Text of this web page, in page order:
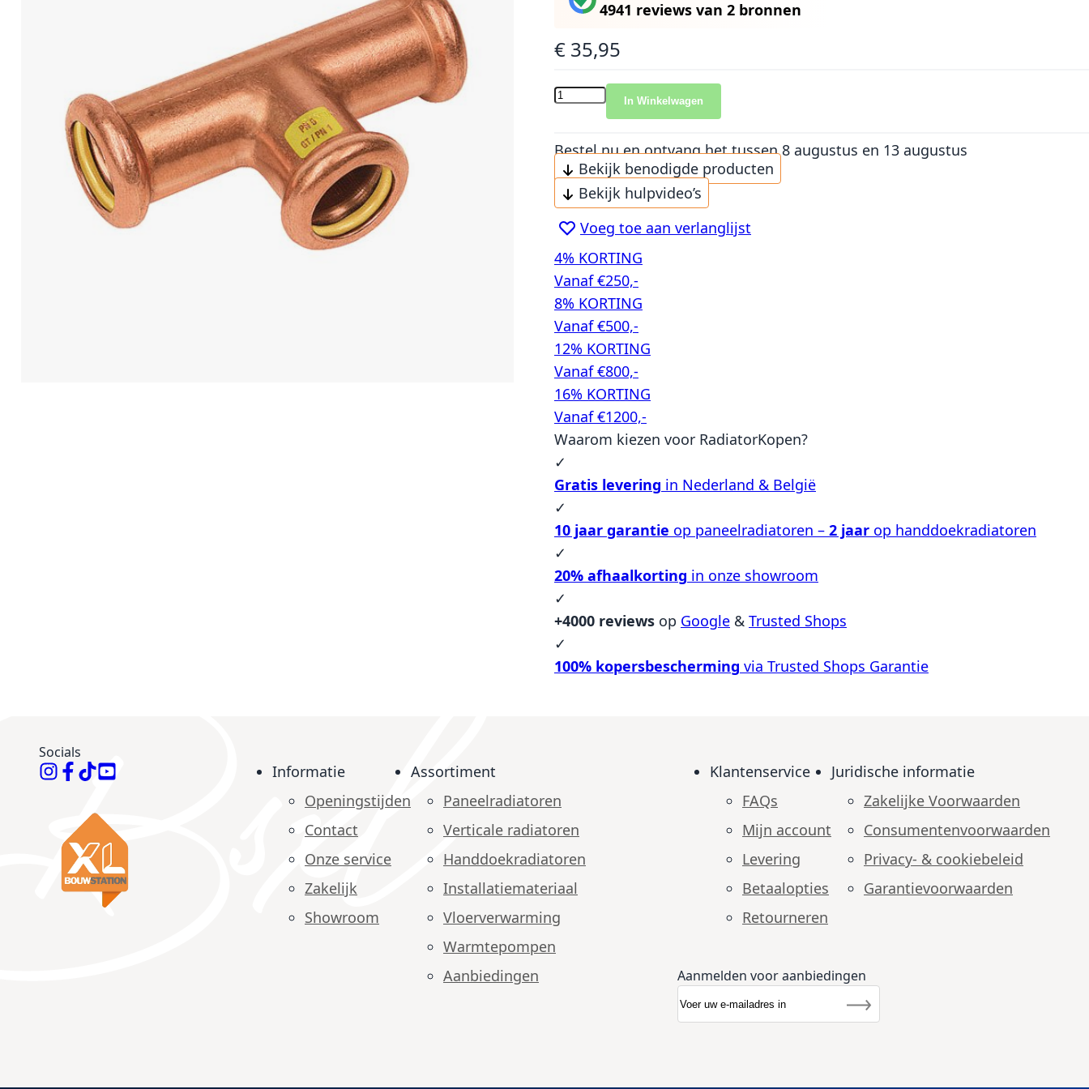
4941 reviews van 2 bronnen
€ 35,95
In Winkelwagen
Bestel nu en ontvang het tussen 8 augustus en 13 augustus
Bekijk benodigde producten
Bekijk hulpvideo’s
Voeg toe aan verlanglijst
4% KORTING
Vanaf €250,-
8% KORTING
Vanaf €500,-
12% KORTING
Vanaf €800,-
16% KORTING
Vanaf €1200,-
Waarom kiezen voor RadiatorKopen?
✓
Gratis levering in Nederland & België
✓
10 jaar garantie op paneelradiatoren – 2 jaar op handdoekradiatoren
✓
20% afhaalkorting in onze showroom
✓
+4000 reviews op Google & Trusted Shops
✓
100% kopersbescherming via Trusted Shops Garantie
Socials
Informatie
Openingstijden
Contact
Onze service
Zakelijk
Showroom
Assortiment
Paneelradiatoren
Verticale radiatoren
Handdoekradiatoren
Installatiemateriaal
Vloerverwarming
Warmtepompen
Aanbiedingen
Klantenservice
FAQs
Mijn account
Levering
Betaalopties
Retourneren
Juridische informatie
Zakelijke Voorwaarden
Consumenten­voorwaarden
Privacy- & cookiebeleid
Garantie­voorwaarden
Aanmelden voor aanbiedingen
Nieuwsbrief
Inschrijven